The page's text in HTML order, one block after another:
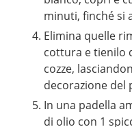
minuti, finché si
Elimina quelle
cottura e tienilo
cozze,
decorazione del
In una padella
di olio con 1